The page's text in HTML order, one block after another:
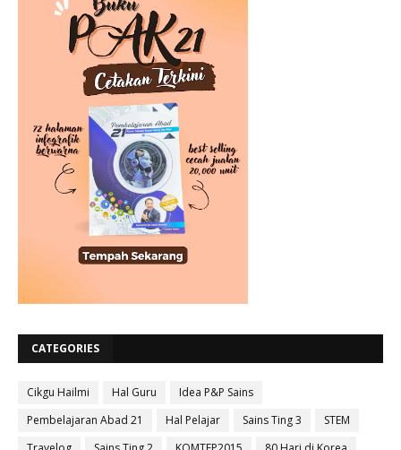
CATEGORIES
Cikgu Hailmi Hal Guru
Idea P&P Sains
Pembelajaran Abad 21
Hal Pelajar Sains Ting 3
STEM